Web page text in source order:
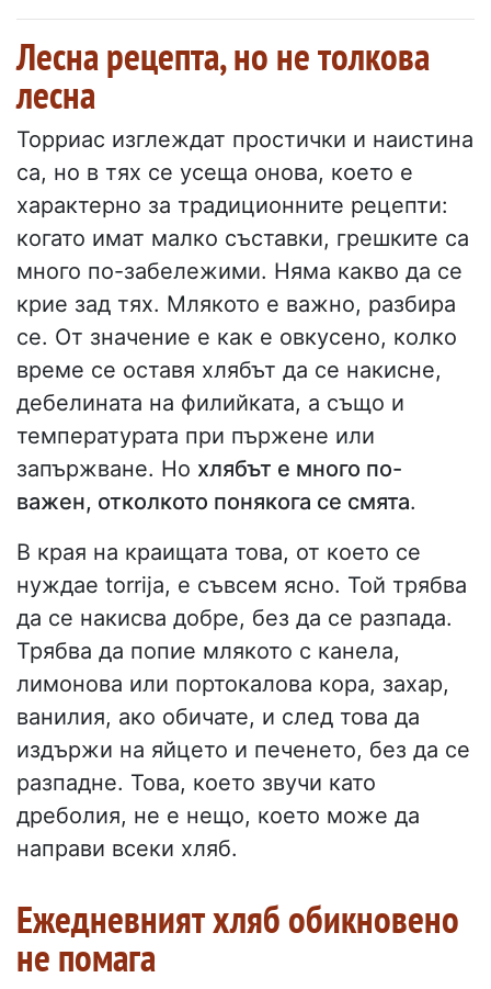
Лесна рецепта, но не толкова
лесна
Торриас изглеждат простички и наистина
са, но в тях се усеща онова, което е
характерно за традиционните рецепти:
когато имат малко съставки, грешките са
много по-забележими. Няма какво да се
крие зад тях. Млякото е важно, разбира
се. От значение е как е овкусено, колко
време се оставя хлябът да се накисне,
дебелината на филийката, а също и
температурата при пържене или
запържване. Но хлябът е много по-
важен, отколкото понякога се смята.
В края на краищата това, от което се
нуждае torrija, е съвсем ясно. Той трябва
да се накисва добре, без да се разпада.
Трябва да попие млякото с канела,
лимонова или портокалова кора, захар,
ванилия, ако обичате, и след това да
издържи на яйцето и печенето, без да се
разпадне. Това, което звучи като
дреболия, не е нещо, което може да
направи всеки хляб.
Ежедневният хляб обикновено
не помага